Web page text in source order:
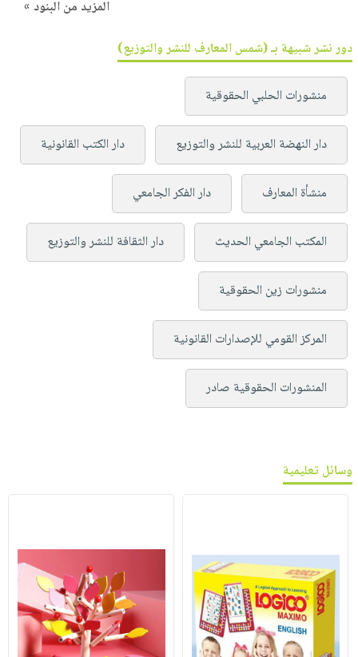
المزيد من البنود »
دور نشر شبيهة بـ (شمس المعارف للنشر والتوزيع)
منشورات الحلبي الحقوقية
دار النهضة العربية للنشر والتوزيع دار الكتب القانونية
منشأة المعارف دار الفكر الجامعي
المكتب الجامعي الحديث دار الثقافة للنشر والتوزيع
منشورات زين الحقوقية
المركز القومي للإصدارات القانونية
المنشورات الحقوقية صادر
وسائل تعليمية